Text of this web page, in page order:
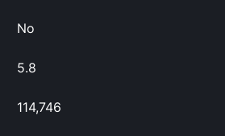
No
5.8
114,746